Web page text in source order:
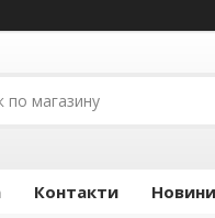
Контакти Новини